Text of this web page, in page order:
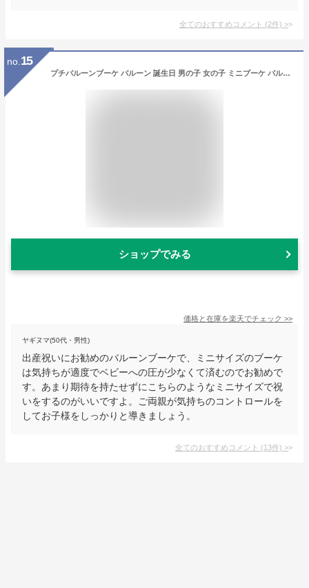
全てのおすすめコメント (2件) >
no. 15
プチバルーンブーケ バルーン 誕生日 男の子 女の子 ミニブーケ バルーンアート バースデー ミニバルーンブーケ バルーン 花束 名入れ ウェディング 卒業 おめでとう 卒園式 卒業式 卒部 お祝い 名前入り プレゼント 野球 サッカー バレエ ダンス 発表会 プチギフト
ショップでみる
価格と在庫を楽天でチェック >>
ヤギヌマ(50代・男性)
出産祝いにお勧めのバルーンブーケで、ミニサイズのブーケ
は気持ちが適度でベビーへの圧が少なくて済むのでお勧めで
す。あまり期待を持たせずにこちらのようなミニサイズで祝
いをするのがいいですよ。ご両親が気持ちのコントロールを
してお子様をしっかりと導きましょう。
全てのおすすめコメント (13件) >